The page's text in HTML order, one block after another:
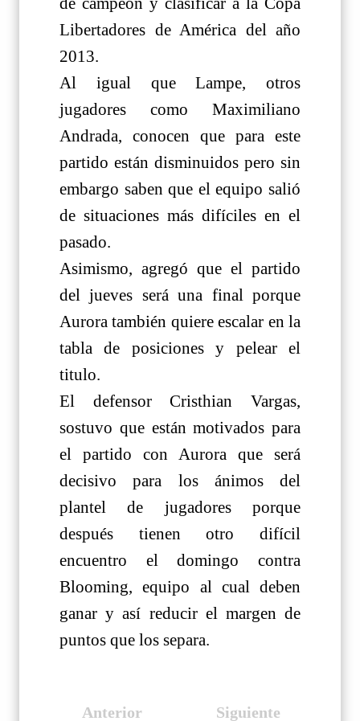
Libertadores de América del año
2013.
Al igual que Lampe, otros
jugadores como Maximiliano
Andrada, conocen que para este
partido están disminuidos pero sin
embargo saben que el equipo salió
de situaciones más difíciles en el
pasado.
Asimismo, agregó que el partido
del jueves será una final porque
Aurora también quiere escalar en la
tabla de posiciones y pelear el
titulo.
El defensor Cristhian Vargas,
sostuvo que están motivados para
el partido con Aurora que será
decisivo para los ánimos del
plantel de jugadores porque
después tienen otro difícil
encuentro el domingo contra
Blooming, equipo al cual deben
ganar y así reducir el margen de
puntos que los separa.
Siguiente
Anterior